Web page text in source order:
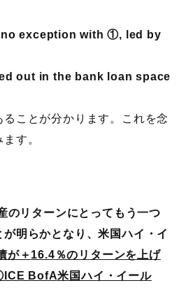
exception with ①, led by
out in the bank loan space
ことが分かります。これを念
す。
のリターンにとってもう一つ
明らかとなり、米国ハイ・イ
が＋ 16.4 ％のリターンを上げ
ICE BofA米国ハイ・イール